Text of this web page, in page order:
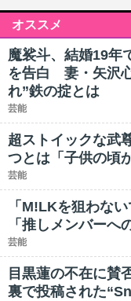
オススメ
魔裟斗、結婚19年
を告白 妻・矢沢
れ”鉄の掟とは
芸能
超ストイックな武
つとは「子供の頃
芸能
「M!LKを狙わな
「推しメンバーへ
芸能
目黒蓮の不在に賛
裏で投稿された